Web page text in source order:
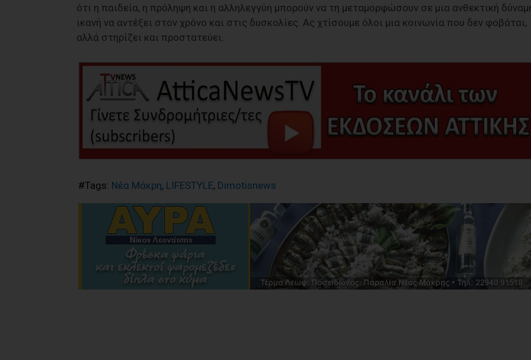
ότι η παιδεία, η πρόληψη και η αλληλεγγύη μπορούν να τη μεταμορφώσουν σε μια ανθεκτική
ικανή να αντέξει στον χρόνο και στις δυσκολίες. Ας χτίσουμε όλοι μια κοινωνία που δεν φοβάται,
αλλά στηρίζει και προστατεύει.
#Tags: Νέα Μάκρη, LIFESTYLE, Dimotisnews